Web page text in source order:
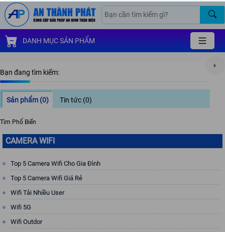
DANH MỤC SẢN PHẨM
Bạn đang tìm kiếm:
Sản phẩm (0) Tin tức (0)
Tìm Phổ Biến
CAMERA WIFI
Top 5 Camera Wifi Cho Gia Đình
Top 5 Camera Wifi Giá Rẻ
Wifi Tải Nhiều User
Wifi 5G
Wifi Outdor